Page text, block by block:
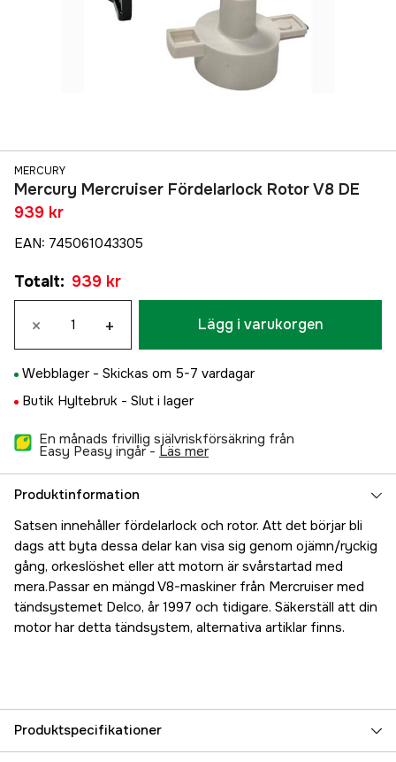
MERCURY
Mercury Mercruiser Fördelarlock Rotor V8 DE
939 kr
EAN: 745061043305
Totalt: 939 kr
× + Lägg i varukorgen
Webblager - Skickas om 5-7 vardagar
Butik Hyltebruk - Slut i lager
En månads frivillig självriskförsäkring från
Easy Peasy ingår - läs mer
Produktinformation
Satsen innehåller fördelarlock och rotor. Att det börjar bli
dags att byta dessa delar kan visa sig genom ojämn/ryckig
gång, orkeslöshet eller att motorn är svårstartad med
mera.Passar en mängd V8-maskiner från Mercruiser med
tändsystemet Delco, år 1997 och tidigare. Säkerställ att din
motor har detta tändsystem, alternativa artiklar finns.
Produktspecifikationer